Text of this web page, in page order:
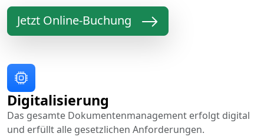
Jetzt Online-Buchung
Digitalisierung
Das gesamte Dokumentenmanagement erfolgt digital
und erfüllt alle gesetzlichen Anforderungen.